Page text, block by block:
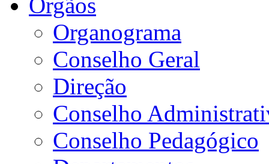
Organograma
Conselho Geral
Direção
Conselho
Conselho Pedagógico